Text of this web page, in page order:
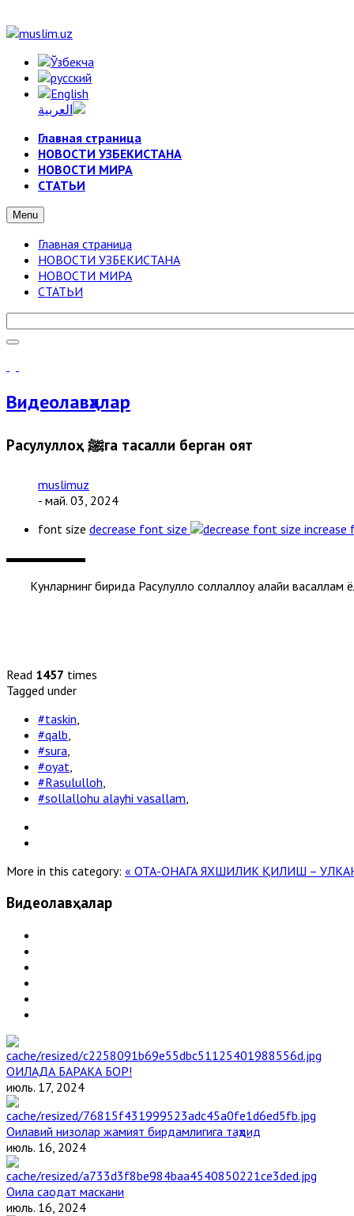
Главная страница
НОВОСТИ УЗБЕКИСТАНА
НОВОСТИ МИРА
СТАТЬИ
Menu
Главная страница
НОВОСТИ УЗБЕКИСТАНА
НОВОСТИ МИРА
СТАТЬИ
Видеолавҳалар
Расулуллоҳ ﷺга тасалли берган оят
muslimuz
- май. 03, 2024
font size decrease font size increase
Кунларнинг бирида Расулуллоҳ соллаллоҳу алайҳи
Read 1457 times
Tagged under
#taskin
#qalb
#sura
#oyat
#Rasululloh
#sollallohu alayhi vasallam
More in this category: « ОТА-ОНАГА ЯХШИЛИК ҚИЛИШ –
Видеолавҳалар
ОИЛАДА БАРАКА БОР!
июль. 17, 2024
Оилавий низолар жамият бирдамлигига таҳдид
июль. 16, 2024
Оила саодат маскани
июль. 16, 2024